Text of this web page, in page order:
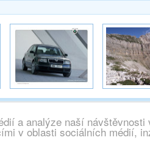
a analýze naší
v oblasti sociálních médií,
info@wallpaper.cz